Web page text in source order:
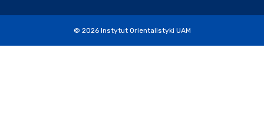
© 2026 Instytut Orientalistyki UAM